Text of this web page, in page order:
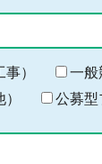
） 一般
公募型